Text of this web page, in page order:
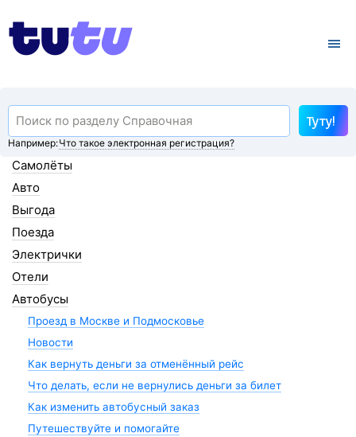
Например:Что такое электронная регистрация?
Туту!
Самолёты
Авто
Выгода
Поезда
Электрички
Отели
Автобусы
Проезд в Москве и Подмосковье
Новости
Как вернуть деньги за отменённый рейс
Что делать, если не вернулись деньги за билет
Как изменить автобусный заказ
Путешествуйте и помогайте